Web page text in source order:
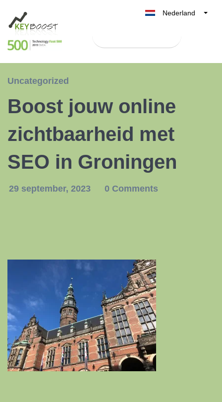
Nederland
België
España
Uncategorized
Boost jouw online
zichtbaarheid met
SEO in Groningen
29 september, 2023 0 Comments